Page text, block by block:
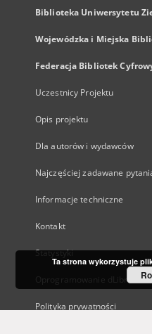
Biblioteka Uniwersytetu
Wojewódzka i Miejska
Federacja Bibliotek
Uczestnicy Projektu
Opis projektu
Dla autorów i wydawców
Najczęściej zadawane
Informacje techniczne
Kontakt
Statystyki
Oprogramowanie dLibra
Polityka prywatności
Ta strona wykorzystuje